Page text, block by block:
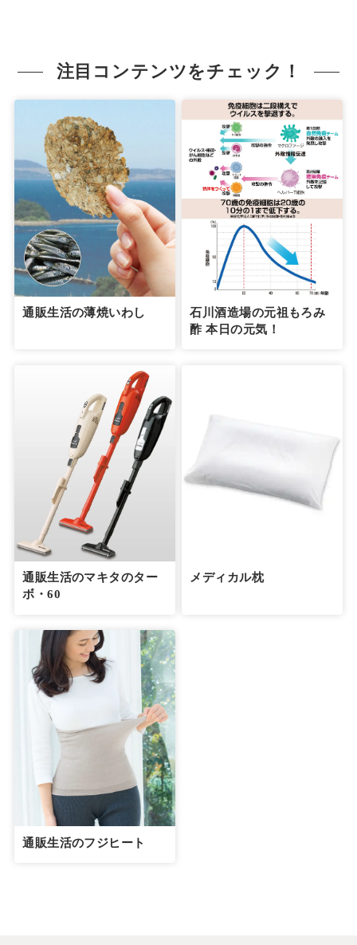
注目コンテンツをチェック！
通販生活の薄焼いわし
石川酒造場の元祖もろみ
酢 本日の元気！
通販生活のマキタのター
ボ・60
メディカル枕
通販生活のフジヒート